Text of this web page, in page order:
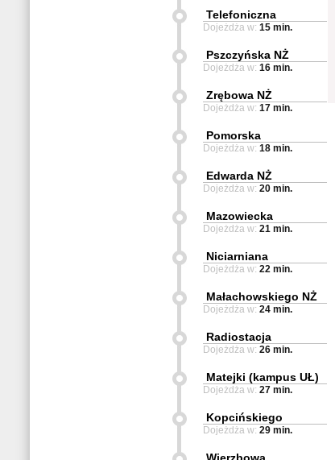
Telefoniczna
Dojeżdża w: 15 min.
Pszczyńska NŻ
Dojeżdża w: 16 min.
Zrębowa NŻ
Dojeżdża w: 17 min.
Pomorska
Dojeżdża w: 18 min.
Edwarda NŻ
Dojeżdża w: 20 min.
Mazowiecka
Dojeżdża w: 21 min.
Niciarniana
Dojeżdża w: 22 min.
Małachowskiego NŻ
Dojeżdża w: 24 min.
Radiostacja
Dojeżdża w: 26 min.
Matejki (kampus UŁ)
Dojeżdża w: 27 min.
Kopcińskiego
Dojeżdża w: 29 min.